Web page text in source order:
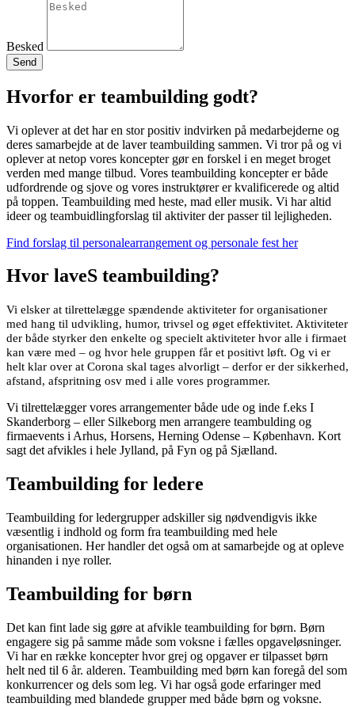
Besked
Send
Hvorfor er teambuilding godt?
Vi oplever at det har en stor positiv indvirken på medarbejderne og
deres samarbejde at de laver teambuilding sammen. Vi tror på og vi
oplever at netop vores koncepter gør en forskel i en meget broget
verden med mange tilbud. Vores teambuilding koncepter er både
udfordrende og sjove og vores instruktører er kvalificerede og altid
på toppen. Teambuilding med heste, mad eller musik. Vi har altid
ideer og teambuidlingforslag til aktiviter der passer til lejligheden.
Find forslag til personalearrangement og personale fest her
Hvor laveS teambuilding?
Vi elsker at tilrettelægge spændende aktiviteter for organisationer
med hang til udvikling, humor, trivsel og øget effektivitet. Aktiviteter
der både styrker den enkelte og specielt aktiviteter hvor alle i firmaet
kan være med – og hvor hele gruppen får et positivt løft. Og vi er
helt klar over at Corona skal tages alvorligt – derfor er der sikkerhed,
afstand, afspritning osv med i alle vores programmer.
Vi tilrettelægger vores arrangementer både ude og inde f.eks I
Skanderborg – eller Silkeborg men arrangere teambulding og
firmaevents i Arhus, Horsens, Herning Odense – København. Kort
sagt det afvikles i hele Jylland, på Fyn og på Sjælland.
Teambuilding for ledere
Teambuilding for ledergrupper adskiller sig nødvendigvis ikke
væsentlig i indhold og form fra teambuilding med hele
organisationen. Her handler det også om at samarbejde og at opleve
hinanden i nye roller.
Teambuilding for børn
Det kan fint lade sig gøre at afvikle teambuilding for børn. Børn
engagere sig på samme måde som voksne i fælles opgaveløsninger.
Vi har en række koncepter hvor grej og opgaver er tilpasset børn
helt ned til 6 år. alderen. Teambuilding med børn kan foregå del som
konkurrencer og dels som leg. Vi har også gode erfaringer med
teambuilding med blandede grupper med både børn og voksne.